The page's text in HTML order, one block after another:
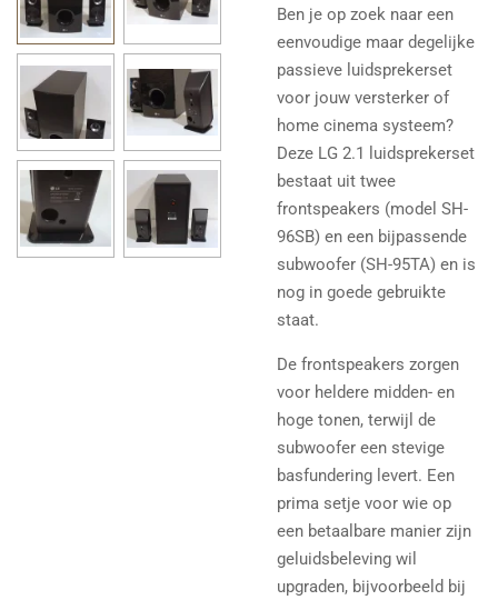
Ben je op zoek naar een
eenvoudige maar degelijke
passieve luidsprekerset
voor jouw versterker of
home cinema systeem?
Deze LG 2.1 luidsprekerset
bestaat uit twee
frontspeakers (model SH-
96SB) en een bijpassende
subwoofer (SH-95TA) en is
nog in goede gebruikte
staat.
De frontspeakers zorgen
voor heldere midden- en
hoge tonen, terwijl de
subwoofer een stevige
basfundering levert. Een
prima setje voor wie op
een betaalbare manier zijn
geluidsbeleving wil
upgraden, bijvoorbeeld bij